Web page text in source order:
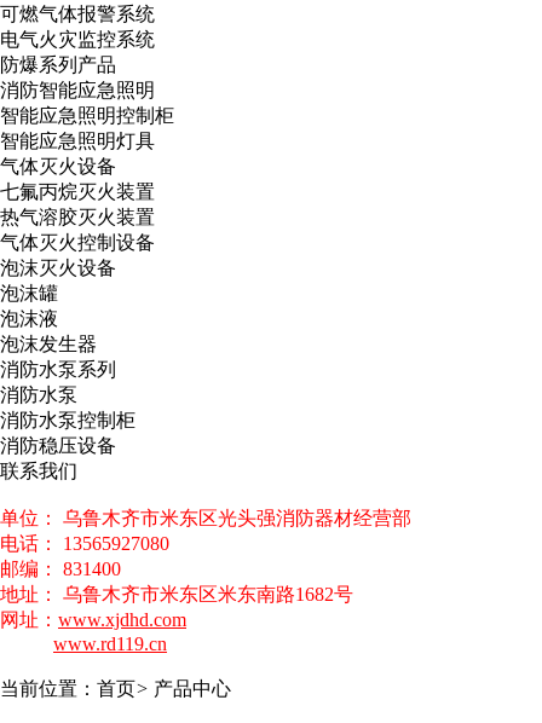
可燃气体报警系统
电气火灾监控系统
防爆系列产品
消防智能应急照明
智能应急照明控制柜
智能应急照明灯具
气体灭火设备
七氟丙烷灭火装置
热气溶胶灭火装置
气体灭火控制设备
泡沫灭火设备
泡沫罐
泡沫液
泡沫发生器
消防水泵系列
消防水泵
消防水泵控制柜
消防稳压设备
联系我们
单位： 乌鲁木齐市米东区光头强消防器材经营部
电话： 13565927080
邮编： 831400
地址： 乌鲁木齐市米东区米东南路1682号
网址： www.xjdhd.com
www.rd119.cn
当前位置： 首页> 产品中心